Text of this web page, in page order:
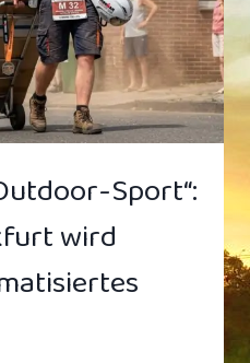
Sport“:
wird